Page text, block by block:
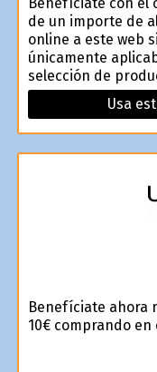
de un importe de
online a este web
únicamente
selección de
Usa
Benefíciate ahora
10€ comprando